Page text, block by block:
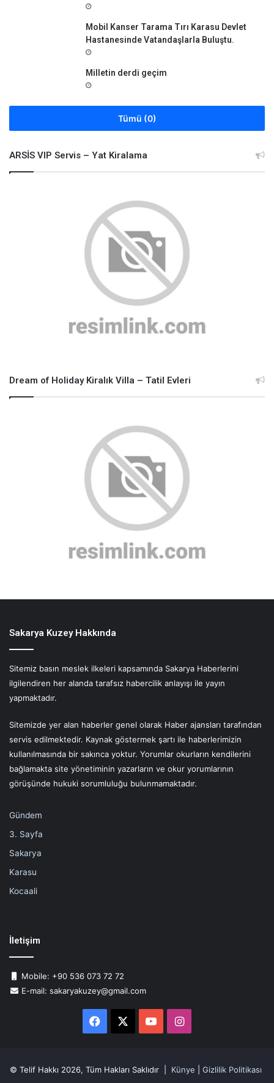
Mobil Kanser Tarama Tırı Karasu Devlet
Hastanesinde Vatandaşlarla Buluştu.
Milletin derdi geçim
Tümü (0)
ARSİS VIP Servis – Yat Kiralama
Dream of Holiday Kiralık Villa – Tatil Evleri
Sakarya Kuzey Hakkında
Sitemiz basın meslek ilkeleri kapsamında Sakarya Haberlerini
ilgilendiren her alanda tarafsız habercilik anlayışı ile yayın
yapmaktadır.
Sitemizde yer alan haberler genel olarak Haber ajansları tarafından
servis edilmektedir. Kaynak göstermek şartı ile haberlerimizin
kullanılmasında bir sakınca yoktur. Yorumlar okurların kendilerini
bağlamakta site yönetiminin yazarların ve okur yorumlarının
görüşünde hukuki sorumluluğu bulunmamaktadır.
Gündem
3. Sayfa
Sakarya
Karasu
Kocaali
İletişim
Mobile: +90 536 073 72 72
E-mail: sakaryakuzey@gmail.com
Facebook YouTubeInstagram
© Telif Hakkı 2026, Tüm Hakları Saklıdır | Künye Gizlilik Politikası